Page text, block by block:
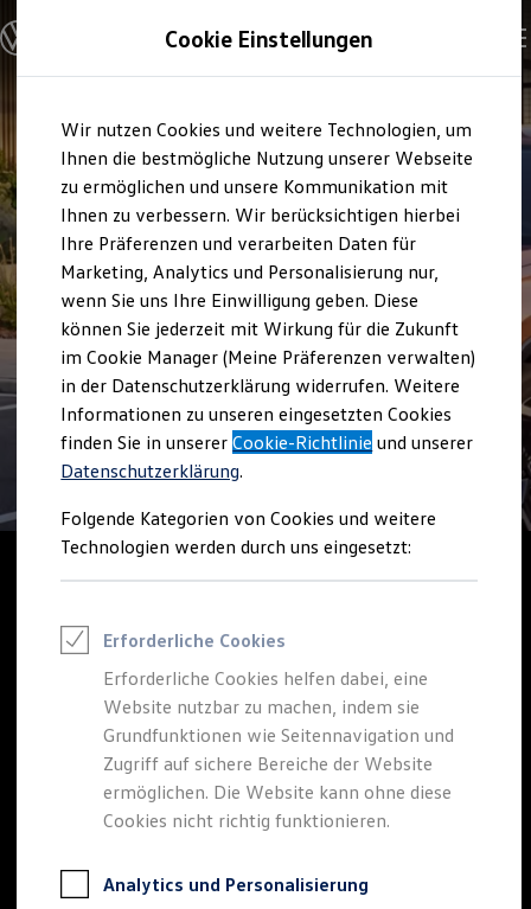
Hauptinhalt
springen
Footer
springen
Modelle und Konfigurator
Konfigurator
Modelle vergleichen
Elektroautos
ENERGY Sondermodelle
Nutzfahrzeuge
SUV und CUV
Familienautos
Kombis
Kompaktwagen
Sportwagen
Schnell verfügbare Fahrzeuge
Angebote und Produkte
Aktuelle Angebote
E-Auto-Förderung
Volkswagen Marktplatz
Die ENERGY Sondermodelle
Junge Gebrauchtwagen und Gebrauchtwagen
Volkswagen Zertifizierte Gebrauchtwagen
Elektromobilität bei Gebrauchtwagen
Saisonangebote
Reifenpakete
Leasing
Leasing-Angebote
Elektroauto Leasing
Kleinwagen-Leasing
Leasing ohne Anzahlung
Finanzierung
Autokredit mit Schlussrate
Versicherungen und Garantien
Kfz-Versicherung
Restschuldversicherungen
Garantien
Professional Class bei Volkswagen
Der neue
EDITION 20
Besonders sportlich. Exklusiv ausgestattet.
Tiguan EDITION 20 konfigurieren
Mehr zum Tiguan EDITION 20
Cookie Einstellungen
Wir nutzen Cookies und weitere Technologien, um
Ihnen die bestmögliche Nutzung unserer Webseite
zu ermöglichen und unsere Kommunikation mit
Ihnen zu verbessern. Wir berücksichtigen hierbei
Ihre Präferenzen und verarbeiten Daten für
Marketing, Analytics und Personalisierung nur,
wenn Sie uns Ihre Einwilligung geben. Diese
können Sie jederzeit mit Wirkung für die Zukunft
im Cookie Manager (Meine Präferenzen verwalten)
in der Datenschutzerklärung widerrufen. Weitere
Informationen zu unseren eingesetzten Cookies
finden Sie in unsererCookie-Richtlinie und unserer
Datenschutzerklärung.
Folgende Kategorien von Cookies und weitere
Technologien werden durch uns eingesetzt:
Erforderliche Cookies
Erforderliche Cookies helfen dabei, eine
Website nutzbar zu machen, indem sie
Grundfunktionen wie Seitennavigation und
Zugriff auf sichere Bereiche der Website
ermöglichen. Die Website kann ohne diese
Cookies nicht richtig funktionieren.
Analytics und Personalisierung